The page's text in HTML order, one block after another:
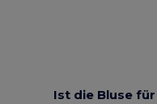
Ist die Bluse